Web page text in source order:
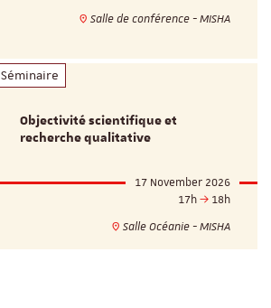
Salle de conférence - MISHA
Séminaire
Objectivité scientifique et
recherche qualitative
17 November 2026
17h
18h
Salle Océanie - MISHA